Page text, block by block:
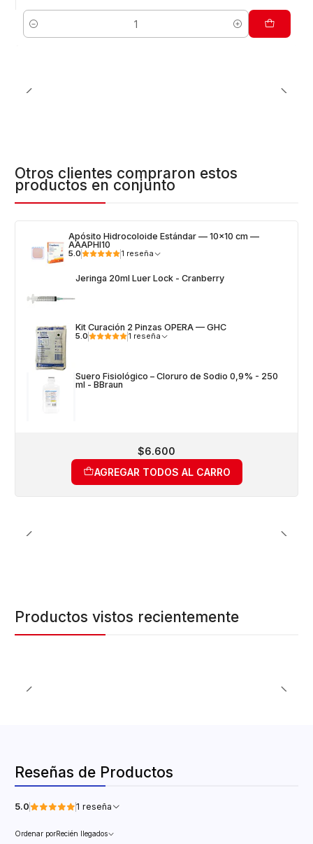
Cantidad
Otros clientes compraron estos
productos en conjunto
Apósito Hidrocoloide Estándar — 10x10 cm —
AAAPHI10
5.0 1 reseña
Jeringa 20ml Luer Lock - Cranberry
Kit Curación 2 Pinzas OPERA — GHC
5.0 1 reseña
Suero Fisiológico – Cloruro de Sodio 0,9% - 250
ml - BBraun
$6.600
AGREGAR TODOS AL CARRO
Productos vistos recientemente
Reseñas de Productos
5.0 1 reseña
Ordenar porRecién llegados